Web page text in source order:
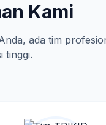
Kami
ada tim
tinggi.